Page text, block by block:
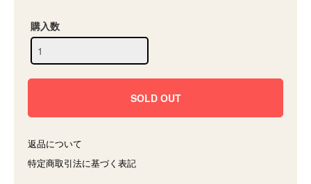
購入数
返品について
特定商取引法に基づく表記